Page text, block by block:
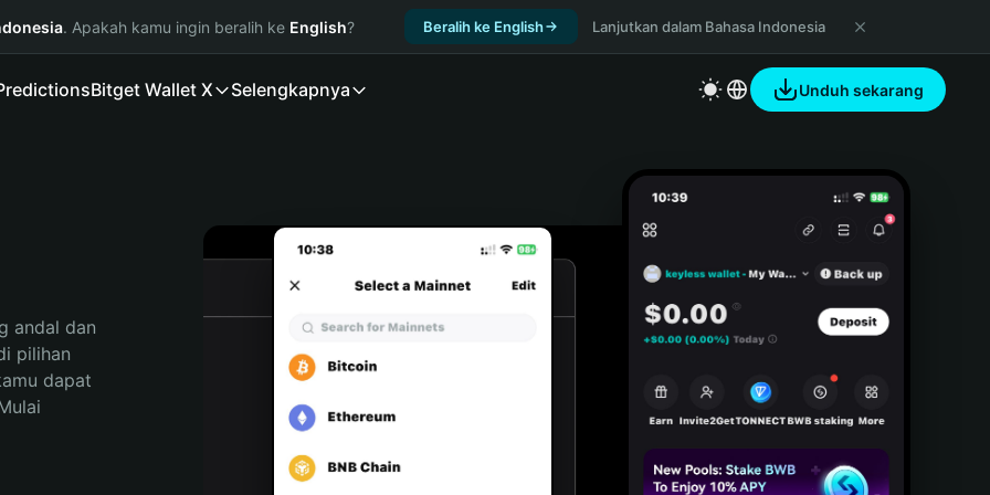
. Apakah kamu ingin beralih ke English? Beralih ke English Lanjutkan dalam Bahasa Indonesia
Bitget Wallet X Selengkapnya Unduh sekarang
andal dan
pilihan
dapat